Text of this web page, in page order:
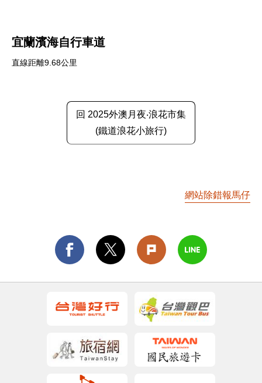
宜蘭濱海自行車道
直線距離9.68公里
回 2025外澳月夜‧浪花市集
(鐵道浪花小旅行)
網站除錯報馬仔